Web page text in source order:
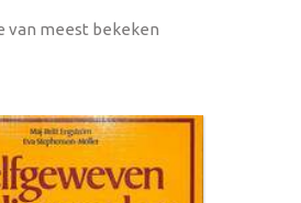
van meest bekeken